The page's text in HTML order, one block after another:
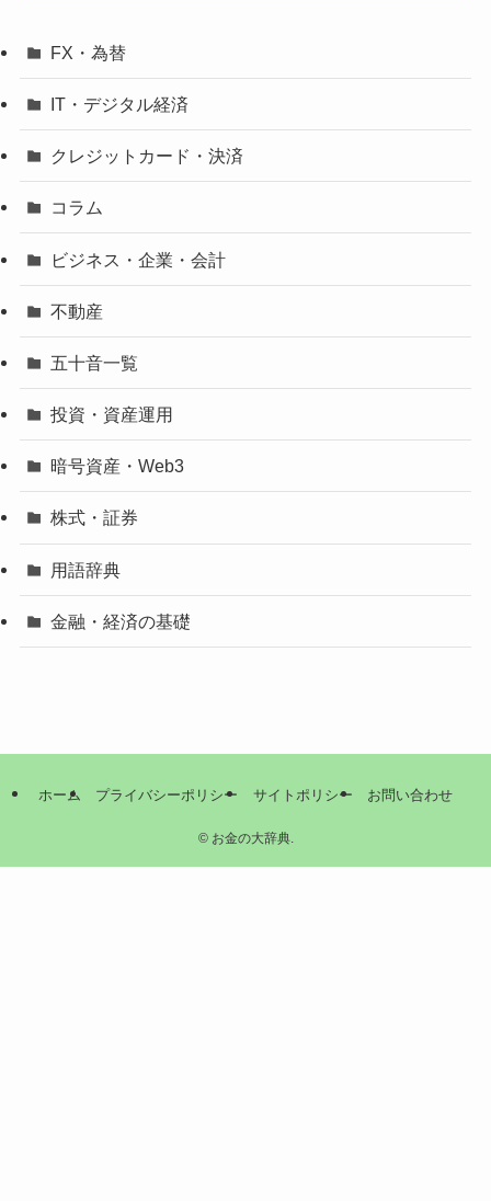
FX・為替
IT・デジタル経済
クレジットカード・決済
コラム
ビジネス・企業・会計
不動産
五十音一覧
投資・資産運用
暗号資産・Web3
株式・証券
用語辞典
金融・経済の基礎
ホーム プライバシーポリシー サイトポリシー お問い合わせ
©お金の大辞典.